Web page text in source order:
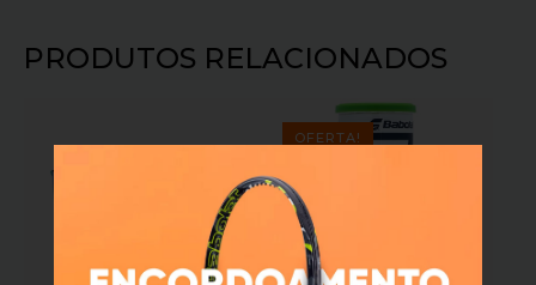
PRODUTOS RELACIONADOS
OFERTA!